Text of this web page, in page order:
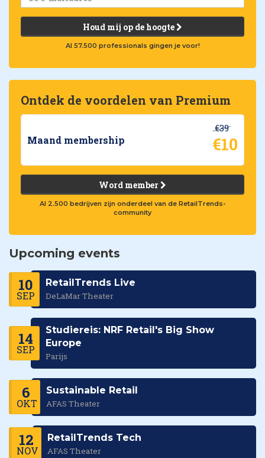
Houd mij op de hoogte
Al 57.500 professionals gingen je voor!
Ontdek de voordelen van Premium
Maand membership
€39
€10
Word member
Al 2.500 bedrijven zijn onderdeel van de RetailTrends-
community
Upcoming events
10
SEP
RetailTrends Live
DeLaMar Theater
14
SEP
Studiereis: NRF Retail's Big Show
Europe
Parijs
6
OKT
Sustainable Retail
AFAS Theater
12
NOV
RetailTrends Tech
AFAS Theater